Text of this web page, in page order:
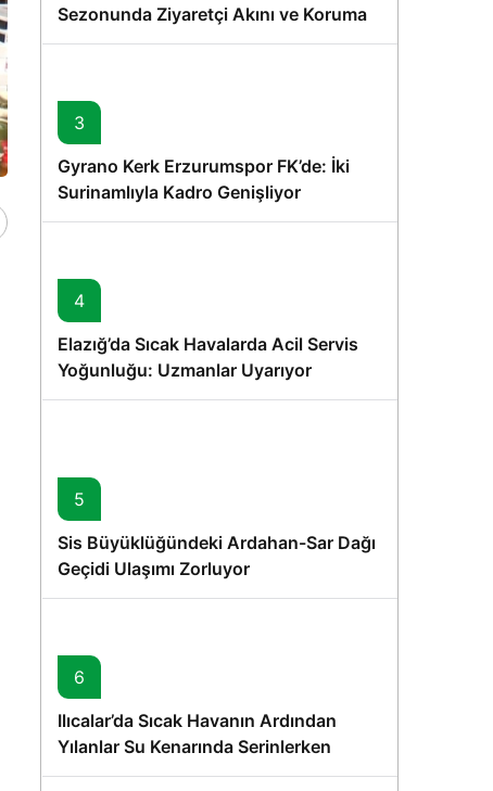
Sezonunda Ziyaretçi Akını ve Koruma
Vurgusu
3
Gyrano Kerk Erzurumspor FK’de: İki
Surinamlıyla Kadro Genişliyor
4
Elazığ’da Sıcak Havalarda Acil Servis
Yoğunluğu: Uzmanlar Uyarıyor
5
Sis Büyüklüğündeki Ardahan-Sar Dağı
Geçidi Ulaşımı Zorluyor
6
Ilıcalar’da Sıcak Havanın Ardından
Yılanlar Su Kenarında Serinlerken
Görüntülendi